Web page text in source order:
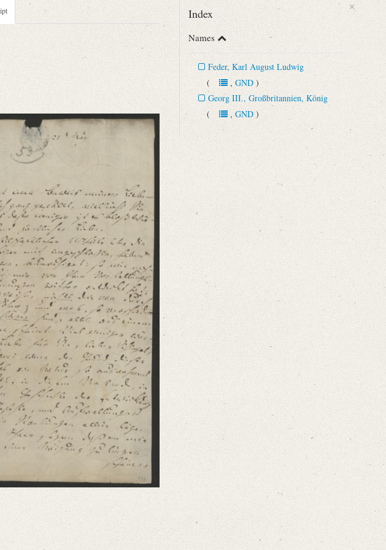
Schlegels Göttinger Studienzeit stammen.
×
Index
Names
Feder, Karl August Ludwig
(, GND)
Georg III., Großbritannien, König
(, GND)